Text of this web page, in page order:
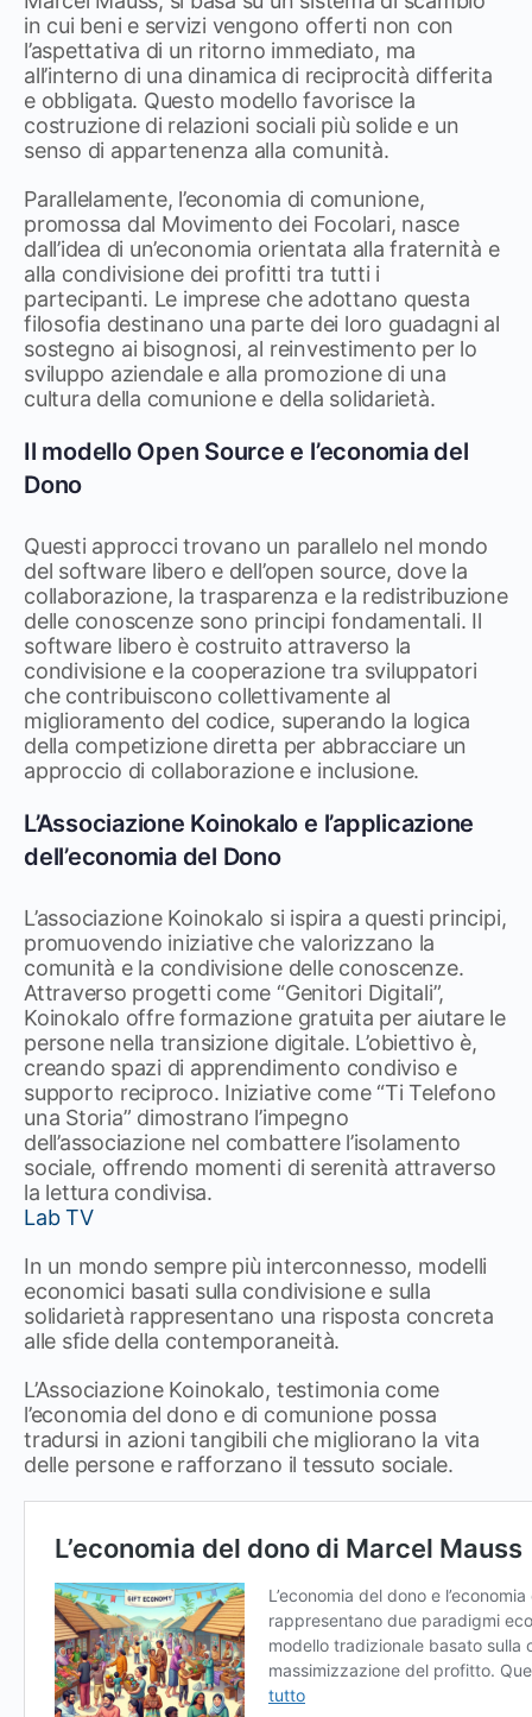
in cui beni e servizi vengono offerti non con
l’aspettativa di un ritorno immediato, ma
all’interno di una dinamica di reciprocità differita
e obbligata. Questo modello favorisce la
costruzione di relazioni sociali più solide e un
senso di appartenenza alla comunità.
Parallelamente, l’economia di comunione,
promossa dal Movimento dei Focolari, nasce
dall’idea di un’economia orientata alla fraternità e
alla condivisione dei profitti tra tutti i
partecipanti. Le imprese che adottano questa
filosofia destinano una parte dei loro guadagni al
sostegno ai bisognosi, al reinvestimento per lo
sviluppo aziendale e alla promozione di una
cultura della comunione e della solidarietà.
Il modello Open Source e l’economia del
Dono
Questi approcci trovano un parallelo nel mondo
del software libero e dell’open source, dove la
collaborazione, la trasparenza e la redistribuzione
delle conoscenze sono principi fondamentali. Il
software libero è costruito attraverso la
condivisione e la cooperazione tra sviluppatori
che contribuiscono collettivamente al
miglioramento del codice, superando la logica
della competizione diretta per abbracciare un
approccio di collaborazione e inclusione.
L’Associazione Koinokalo e l’applicazione
dell’economia del Dono
L’associazione Koinokalo si ispira a questi principi,
promuovendo iniziative che valorizzano la
comunità e la condivisione delle conoscenze.
Attraverso progetti come “Genitori Digitali”,
Koinokalo offre formazione gratuita per aiutare le
persone nella transizione digitale. L’obiettivo è,
creando spazi di apprendimento condiviso e
supporto reciproco. Iniziative come “Ti Telefono
una Storia” dimostrano l’impegno
dell’associazione nel combattere l’isolamento
sociale, offrendo momenti di serenità attraverso
la lettura condivisa.
Lab TV
In un mondo sempre più interconnesso, modelli
economici basati sulla condivisione e sulla
solidarietà rappresentano una risposta concreta
alle sfide della contemporaneità.
L’Associazione Koinokalo, testimonia come
l’economia del dono e di comunione possa
tradursi in azioni tangibili che migliorano la vita
delle persone e rafforzano il tessuto sociale.